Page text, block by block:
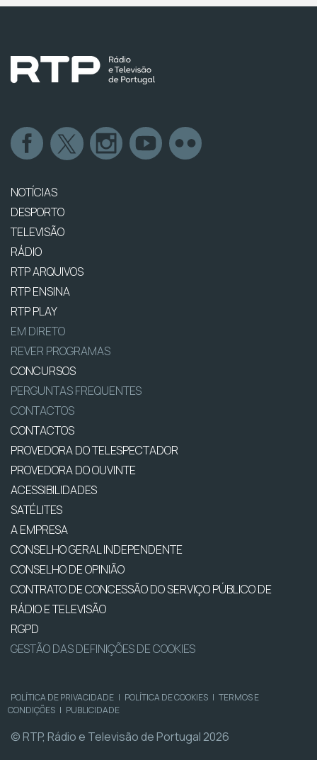
NOTÍCIAS
DESPORTO
TELEVISÃO
RÁDIO
RTP ARQUIVOS
RTP ENSINA
RTP PLAY
EM DIRETO
REVER PROGRAMAS
CONCURSOS
PERGUNTAS FREQUENTES
CONTACTOS
CONTACTOS
PROVEDORA DO TELESPECTADOR
PROVEDORA DO OUVINTE
ACESSIBILIDADES
SATÉLITES
A EMPRESA
CONSELHO GERAL INDEPENDENTE
CONSELHO DE OPINIÃO
CONTRATO DE CONCESSÃO DO SERVIÇO PÚBLICO DE
RÁDIO E TELEVISÃO
RGPD
GESTÃO DAS DEFINIÇÕES DE COOKIES
POLÍTICA DE PRIVACIDADE | POLÍTICA DE COOKIES | TERMOS E
CONDIÇÕES | PUBLICIDADE
© RTP, Rádio e Televisão de Portugal 2026